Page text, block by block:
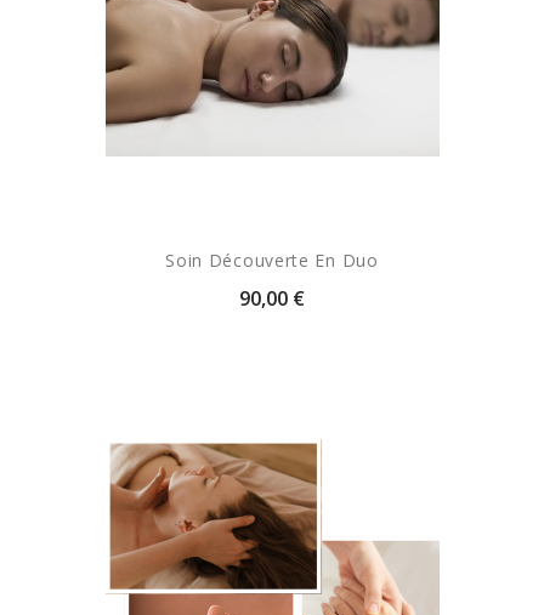
Soin Découverte En Duo
90,00 €